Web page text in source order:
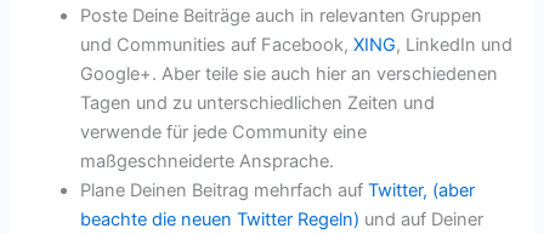
Poste Deine Beiträge auch in relevanten Gruppen
und Communities auf Facebook,XING, LinkedIn und
Google+. Aber teile sie auch hier an verschiedenen
Tagen und zu unterschiedlichen Zeiten und
verwende für jede Community eine
maßgeschneiderte Ansprache.
Plane Deinen Beitrag mehrfach aufTwitter, (aber
beachte die neuen Twitter Regeln) und auf Deiner